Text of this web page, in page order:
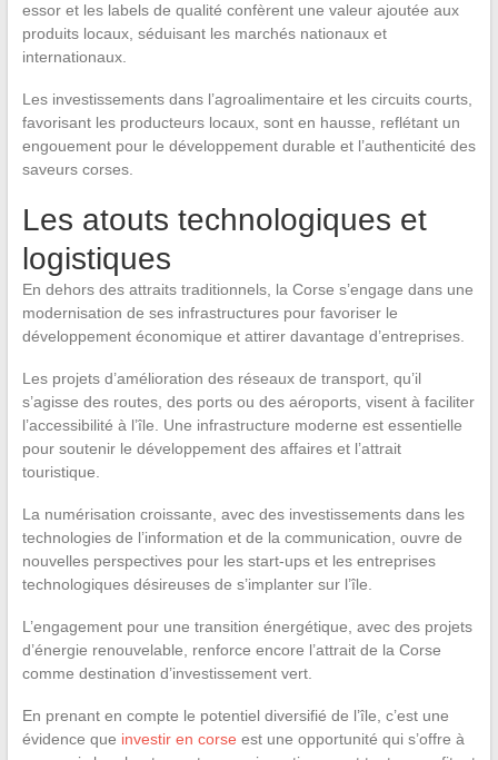
essor et les labels de qualité confèrent une valeur ajoutée aux
produits locaux, séduisant les marchés nationaux et
internationaux.
Les investissements dans l’agroalimentaire et les circuits courts,
favorisant les producteurs locaux, sont en hausse, reflétant un
engouement pour le développement durable et l’authenticité des
saveurs corses.
Les atouts technologiques et
logistiques
En dehors des attraits traditionnels, la Corse s’engage dans une
modernisation de ses infrastructures pour favoriser le
développement économique et attirer davantage d’entreprises.
Les projets d’amélioration des réseaux de transport, qu’il
s’agisse des routes, des ports ou des aéroports, visent à faciliter
l’accessibilité à l’île. Une infrastructure moderne est essentielle
pour soutenir le développement des affaires et l’attrait
touristique.
La numérisation croissante, avec des investissements dans les
technologies de l’information et de la communication, ouvre de
nouvelles perspectives pour les start-ups et les entreprises
technologiques désireuses de s’implanter sur l’île.
L’engagement pour une transition énergétique, avec des projets
d’énergie renouvelable, renforce encore l’attrait de la Corse
comme destination d’investissement vert.
En prenant en compte le potentiel diversifié de l’île, c’est une
évidence que investir en corse est une opportunité qui s’offre à